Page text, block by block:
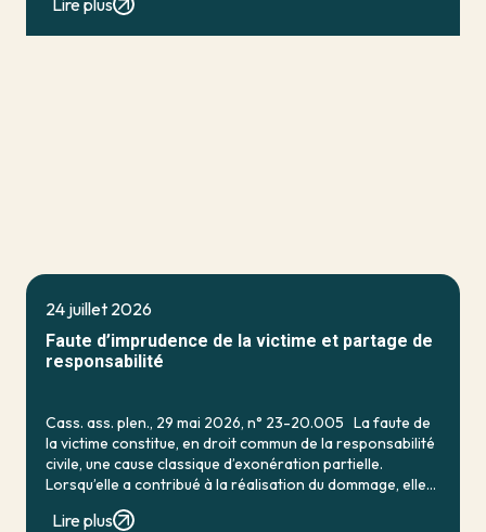
Lire plus
24 juillet 2026
Faute d’imprudence de la victime et partage de
responsabilité
Cass. ass. plen., 29 mai 2026, n° 23-20.005 La faute de
la victime constitue, en droit commun de la responsabilité
civile, une cause classique d’exonération partielle.
Lorsqu’elle a contribué à la réalisation du dommage, elle
conduit en principe à […]
Lire plus